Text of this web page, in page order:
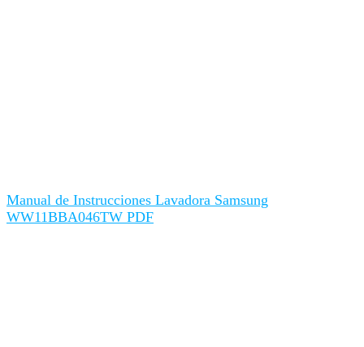
Manual de Instrucciones Lavadora Samsung
WW11BBA046TW PDF